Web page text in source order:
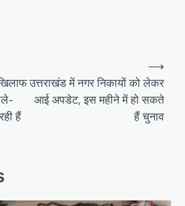
हैं
उत्तराखंड में नगर निकायों को लेकर
आई अपडेट, इस महीने में हो सकते
हैं चुनाव
⟶